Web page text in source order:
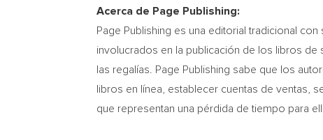
Acerca de Page Publishing:
Page Publishing es una editorial tradicional
involucrados en la publicación de los libros de
las regalías. Page Publishing sabe que los
libros en línea, establecer cuentas de ventas,
que representan una pérdida de tiempo para